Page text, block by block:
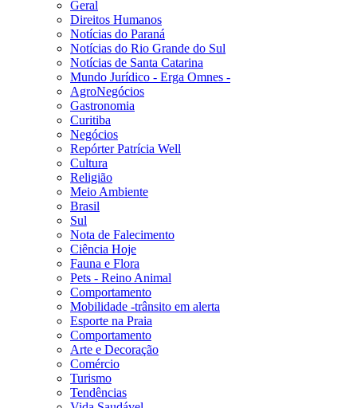
Geral
Direitos Humanos
Notícias do Paraná
Notícias do Rio Grande do Sul
Notícias de Santa Catarina
Mundo Jurídico - Erga Omnes -
AgroNegócios
Gastronomia
Curitiba
Negócios
Repórter Patrícia Well
Cultura
Religião
Meio Ambiente
Brasil
Sul
Nota de Falecimento
Ciência Hoje
Fauna e Flora
Pets - Reino Animal
Comportamento
Mobilidade -trânsito em alerta
Esporte na Praia
Comportamento
Arte e Decoração
Comércio
Turismo
Tendências